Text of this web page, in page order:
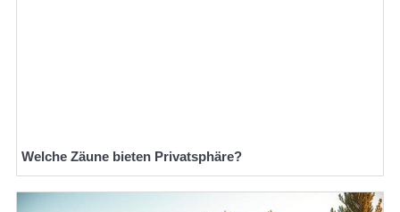
Welche Zäune bieten Privatsphäre?